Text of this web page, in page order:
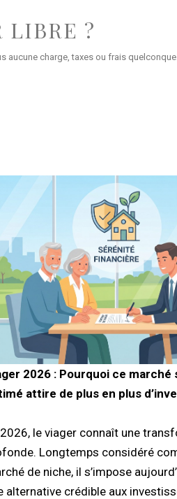
LIBRE ?
aucune charge, taxes ou frais
2026 : Pourquoi ce marché
attire de plus en plus
2026, le viager connaît une
Longtemps considéré
de niche, il s’impose
alternative crédible aux